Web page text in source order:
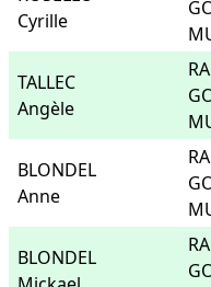
Cyrille
TALLEC
Angèle
BLONDEL
Anne
BLONDEL